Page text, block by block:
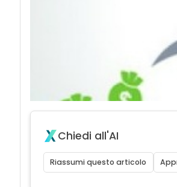
Chiedi all'AI
Riassumi questo articolo